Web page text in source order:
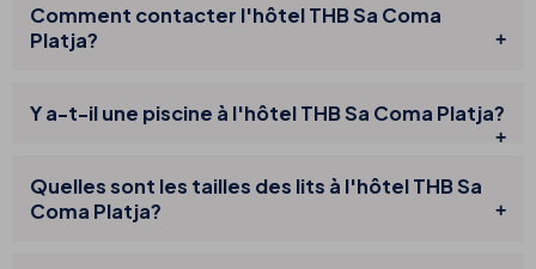
Comment contacter l'hôtel THB Sa Coma
Platja?
Y a-t-il une piscine à l'hôtel THB Sa Coma Platja?
Quelles sont les tailles des lits à l'hôtel THB Sa
Coma Platja?